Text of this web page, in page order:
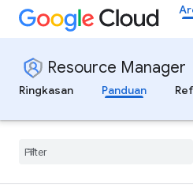
Resource Manager
Ringkasan
Panduan